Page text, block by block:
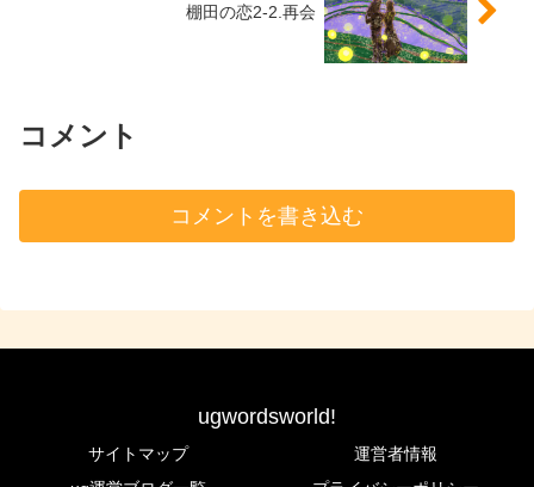
棚田の恋2-2.再会
コメント
コメントを書き込む
ugwordsworld!
サイトマップ
運営者情報